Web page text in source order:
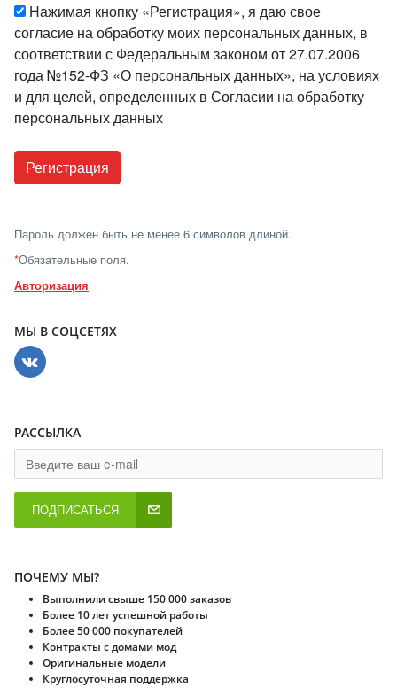
Нажимая кнопку «Регистрация», я даю свое
согласие на обработку моих персональных данных, в
соответствии с Федеральным законом от 27.07.2006
года №152-ФЗ «О персональных данных», на условиях
и для целей, определенных в Согласии на обработку
персональных данных
Пароль должен быть не менее 6 символов длиной.
*Обязательные поля.
Авторизация
МЫ В СОЦСЕТЯХ
РАССЫЛКА
ПОДПИСАТЬСЯ
ПОЧЕМУ МЫ?
Выполнили свыше 150 000 заказов
Более 10 лет успешной работы
Более 50 000 покупателей
Контракты с домами мод
Оригинальные модели
Круглосуточная поддержка